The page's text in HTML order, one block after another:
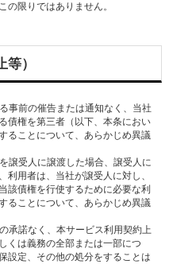
）
事前の催告または通知なく、当社
債権を第三者（以下、本条におい
ることについて、あらかじめ異議
譲受⼈に譲渡した場合、譲受⼈に
⽤者は、当社が譲受⼈に対し、
該債権を⾏使するために必要な利
ることについて、あらかじめ異議
承諾なく、本サービス利⽤契約上
くは義務の全部または⼀部につ
設定、その他の処分をすることは